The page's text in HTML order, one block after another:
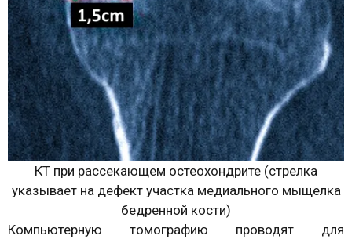
КТ при рассекающем остеохондрите (стрелка
указывает на дефект участка медиального мыщелка
бедренной кости)
Компьютерную томографию проводят для